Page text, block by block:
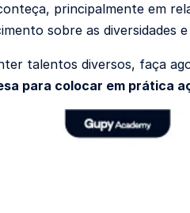
principalmente em
sobre as diversidades
talentos diversos, faça
para colocar em prática